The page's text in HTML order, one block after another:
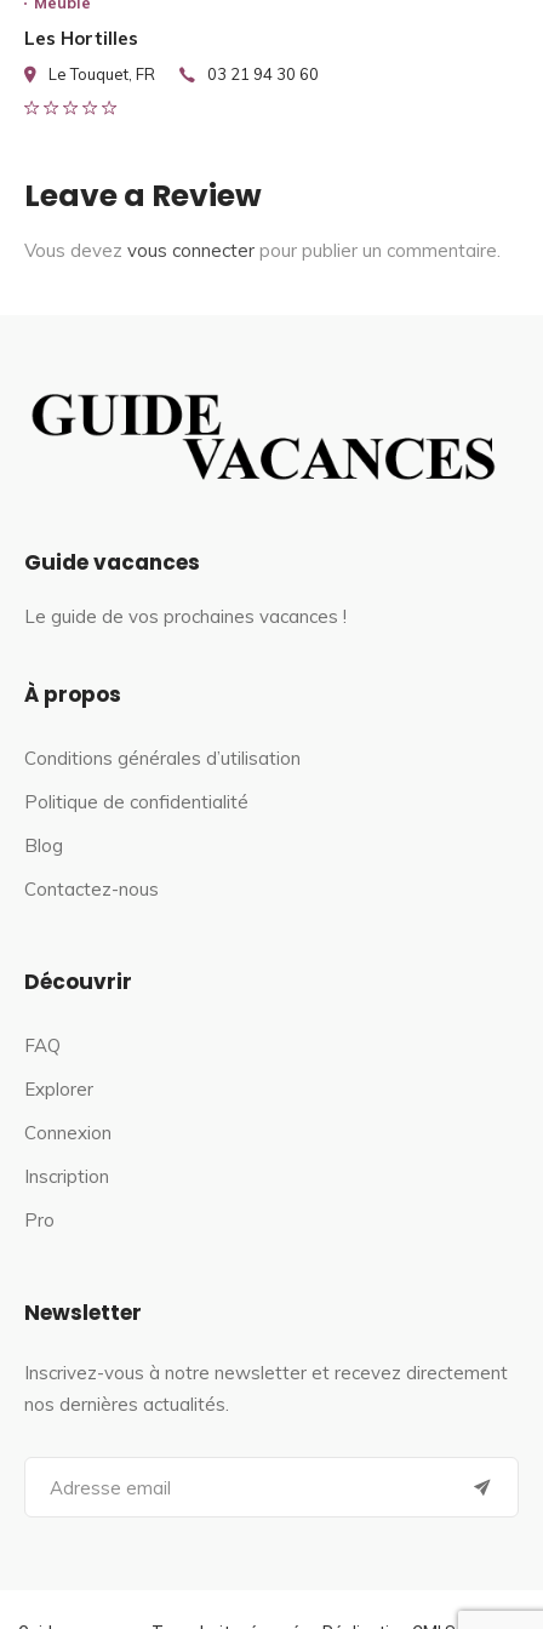
Les Hortilles
Le Touquet, FR 03 21 94 30 60
Leave a Review
Vous devez vous connecter pour publier un commentaire.
Guide vacances
Le guide de vos prochaines vacances !
À propos
Conditions générales d’utilisation
Politique de confidentialité
Blog
Contactez-nous
Découvrir
FAQ
Explorer
Connexion
Inscription
Pro
Newsletter
Inscrivez-vous à notre newsletter et recevez directement
nos dernières actualités.
a
f